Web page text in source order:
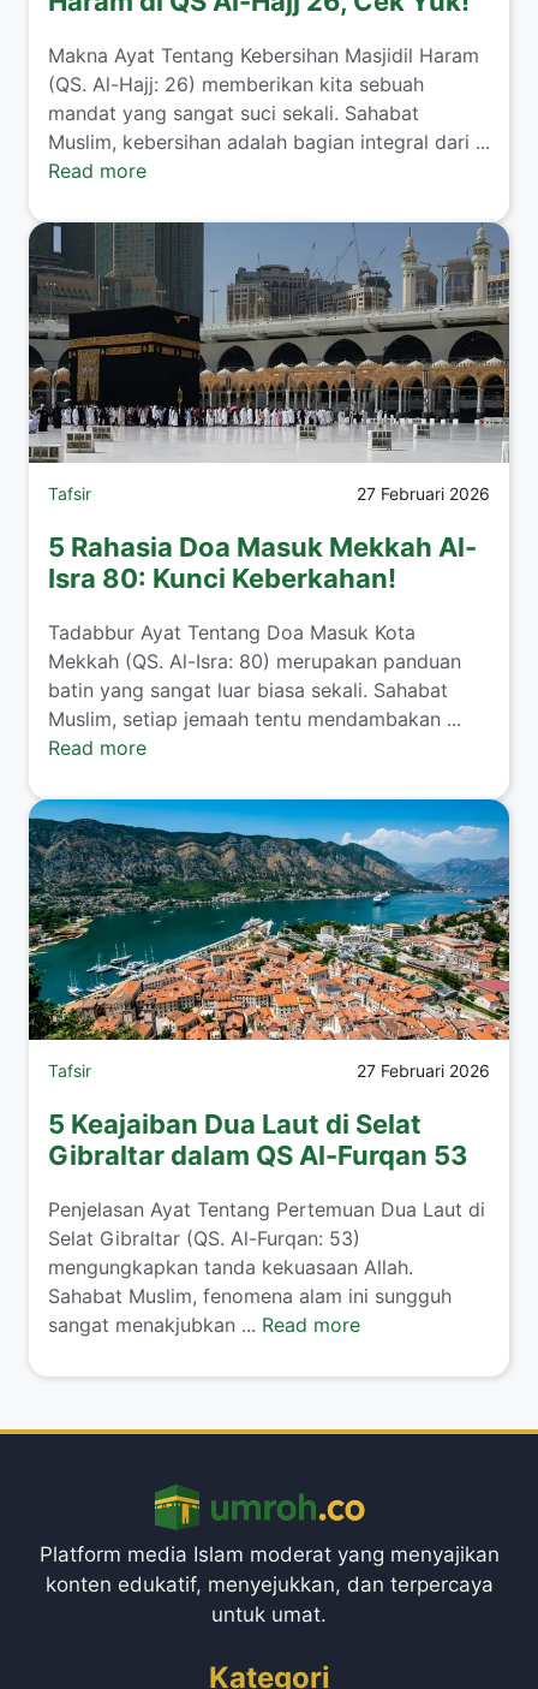
Makna Ayat Tentang Kebersihan Masjidil Haram
(QS. Al-Hajj: 26) memberikan kita sebuah
mandat yang sangat suci sekali. Sahabat
Muslim, kebersihan adalah bagian integral dari ...
Read more
Tafsir 27 Februari 2026
5 Rahasia Doa Masuk Mekkah Al-
Isra 80: Kunci Keberkahan!
Tadabbur Ayat Tentang Doa Masuk Kota
Mekkah (QS. Al-Isra: 80) merupakan panduan
batin yang sangat luar biasa sekali. Sahabat
Muslim, setiap jemaah tentu mendambakan ...
Read more
Tafsir 27 Februari 2026
5 Keajaiban Dua Laut di Selat
Gibraltar dalam QS Al-Furqan 53
Penjelasan Ayat Tentang Pertemuan Dua Laut di
Selat Gibraltar (QS. Al-Furqan: 53)
mengungkapkan tanda kekuasaan Allah.
Sahabat Muslim, fenomena alam ini sungguh
sangat menakjubkan ... Read more
Platform media Islam moderat yang menyajikan
konten edukatif, menyejukkan, dan terpercaya
untuk umat.
Kategori